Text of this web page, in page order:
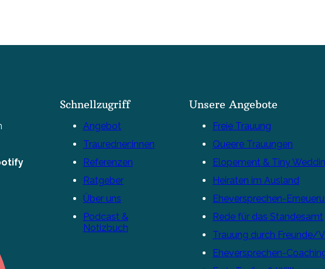
Schnellzugriff
Angebot
Trauredner:innen
Referenzen
Ratgeber
Über uns
Podcast &
Notizbuch
Unsere Angebote
Freie Trauung
Queere Trauungen
Elopement & Tiny
Heiraten im Ausland
Eheversprechen-
Rede für das Standesamt
Trauung durch Freunde/
Eheversprechen-